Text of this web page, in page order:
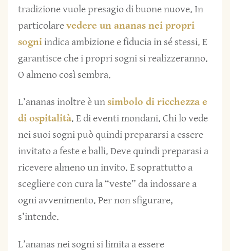
tradizione vuole presagio di buone nuove. In
particolarevedere un ananas nei propri
sogni indica ambizione e fiducia in sé stessi. E
garantisce che i propri sogni si realizzeranno.
O almeno così sembra.
L’ananas inoltre è unsimbolo di ricchezza e
di ospitalità. E di eventi mondani. Chi lo vede
nei suoi sogni può quindi prepararsi a essere
invitato a feste e balli. Deve quindi preparasi a
ricevere almeno un invito. E soprattutto a
scegliere con cura la “veste” da indossare a
ogni avvenimento. Per non sfigurare,
s’intende.
L’ananas nei sogni si limita a essere